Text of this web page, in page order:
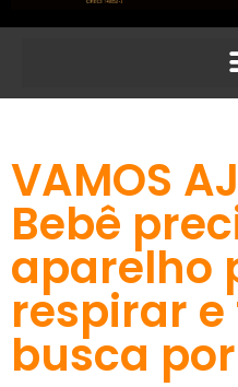
VAMOS
Bebê
aparelho
respirar
busca